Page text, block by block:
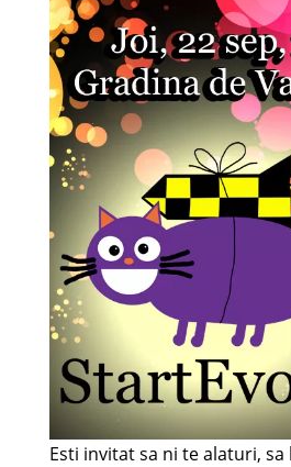
Esti invitat sa ni te alaturi, sa